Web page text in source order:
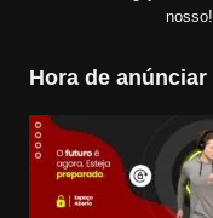
Hora de anúnciar